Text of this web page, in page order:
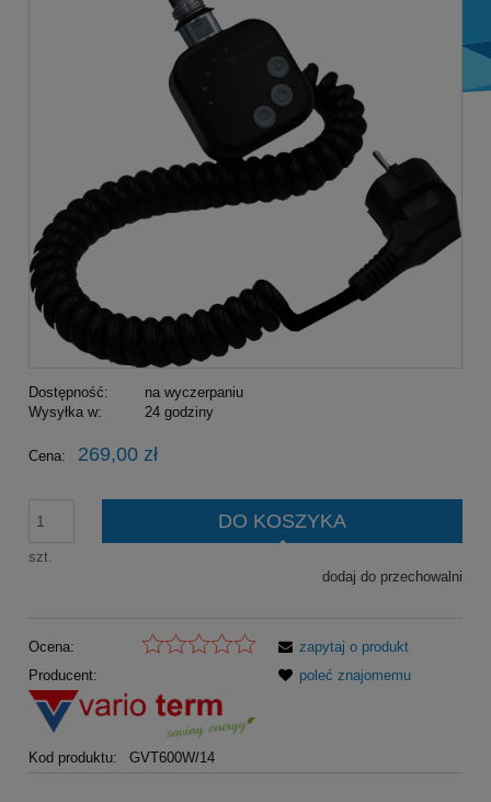
Dostępność:
na wyczerpaniu
Wysyłka w:
24 godziny
Cena: 269,00 zł
szt.
DO KOSZYKA
dodaj do przechowalni
Ocena:
Producent:
Kod produktu: GVT600W/14
zapytaj o produkt
poleć znajomemu